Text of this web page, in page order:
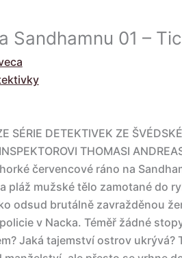
Sandhamnu 01 –
SÉRIE DETEKTIVEK ZE
THOMASI
horké červencové ráno na
pláž mužské tělo zamotané do
odsud brutálně zavražděnou
v Nacka. Téměř žádné
Jaká tajemství ostrov